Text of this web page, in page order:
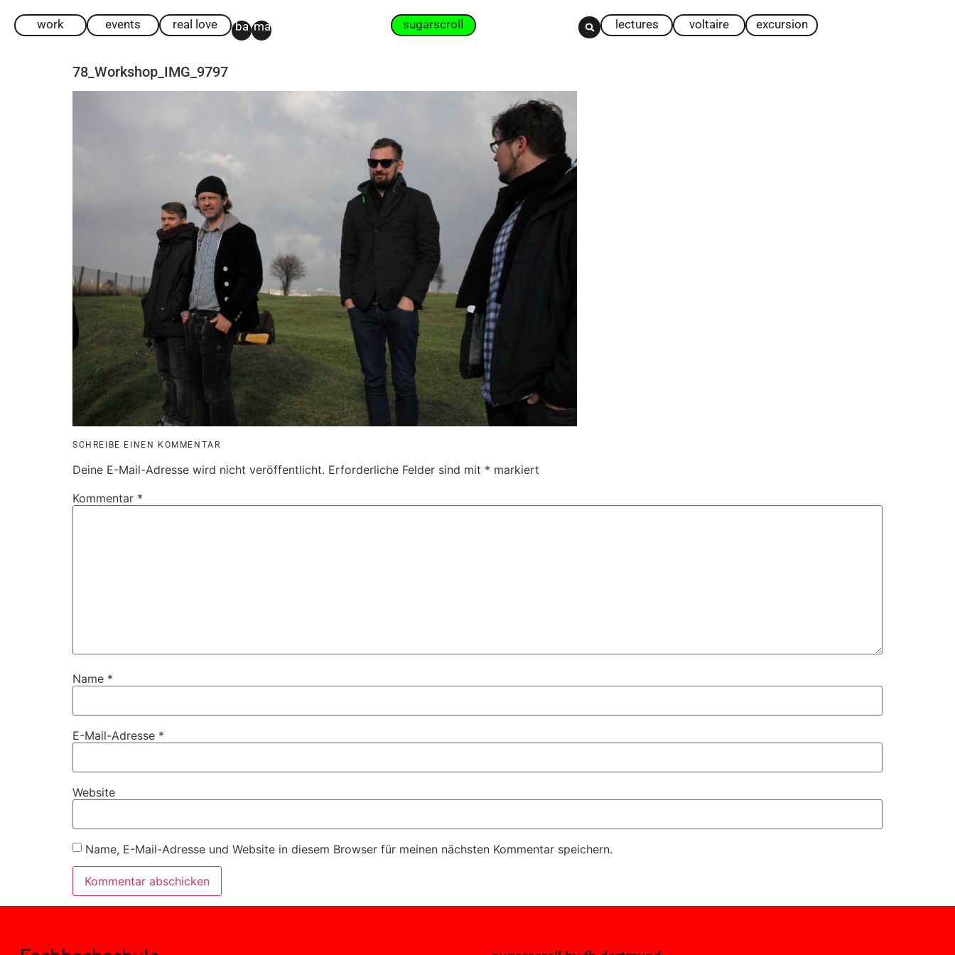
work events real love ba ma sugarscroll lectures voltaire excursion
78_Workshop_IMG_9797
SCHREIBE EINEN KOMMENTAR
Deine E-Mail-Adresse wird nicht veröffentlicht. Erforderliche Felder sind mit * markiert
Kommentar *
Name *
E-Mail-Adresse *
Website
Name, E-Mail-Adresse und Website in diesem Browser für meinen nächsten Kommentar speichern.